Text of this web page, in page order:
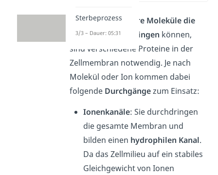
Damit auchgrößere Moleküle die
Membran durchdringen können,
sind verschiedene Proteine in der
Zellmembran notwendig. Je nach
Molekül oder Ion kommen dabei
folgende Durchgängezum Einsatz:
Ionenkanäle: Sie durchdringen
die gesamte Membran und
bilden einen hydrophilen Kanal.
Da das Zellmilieu auf ein stabiles
Gleichgewicht von Ionen
Sterbeprozess
3/3 – Dauer: 05:31